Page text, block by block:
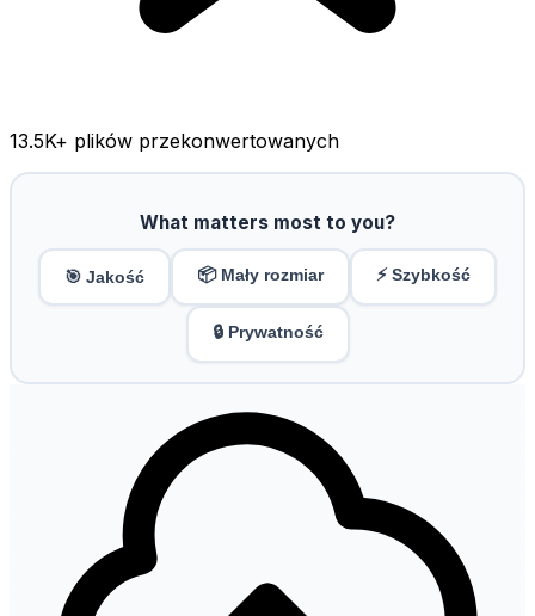
13.5K+ plików przekonwertowanych
What matters most to you?
🎯 Jakość 📦 Mały rozmiar ⚡ Szybkość
🔒 Prywatność